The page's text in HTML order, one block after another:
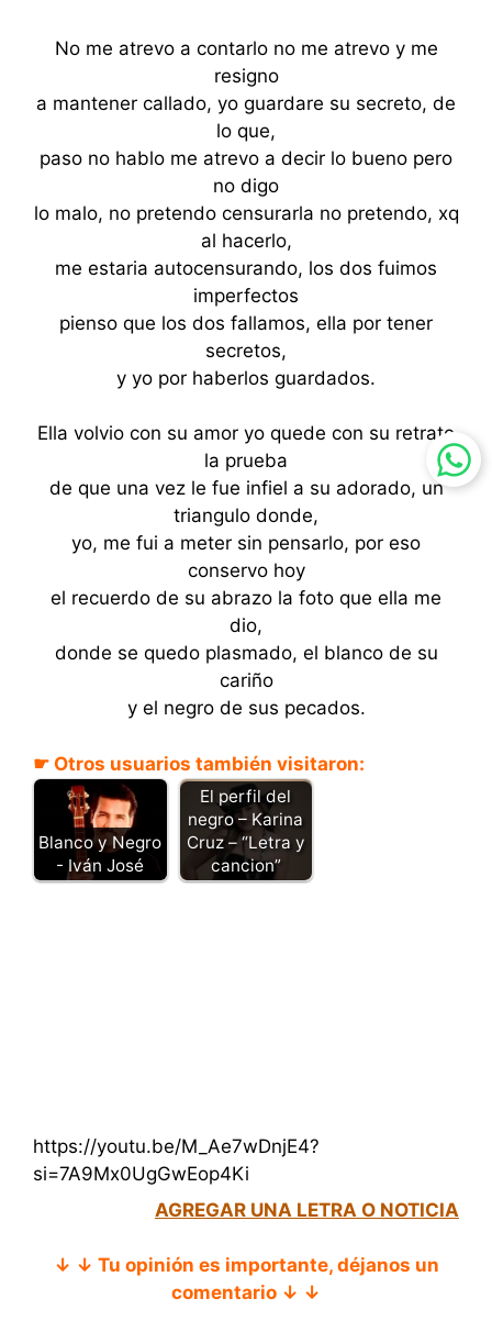
No me atrevo a contarlo no me atrevo y me
resigno
a mantener callado, yo guardare su secreto, de
lo que,
paso no hablo me atrevo a decir lo bueno pero
no digo
lo malo, no pretendo censurarla no pretendo, xq
al hacerlo,
me estaria autocensurando, los dos fuimos
imperfectos
pienso que los dos fallamos, ella por tener
secretos,
y yo por haberlos guardados.
Ella volvio con su amor yo quede con su retrato
la prueba
de que una vez le fue infiel a su adorado, un
triangulo donde,
yo, me fui a meter sin pensarlo, por eso
conservo hoy
el recuerdo de su abrazo la foto que ella me
dio,
donde se quedo plasmado, el blanco de su
cariño
y el negro de sus pecados.
☛ Otros usuarios también visitaron:
Blanco y Negro
- Iván José
El perfil del
negro – Karina
Cruz – “Letra y
cancion”
https://youtu.be/M_Ae7wDnjE4?
si=7A9Mx0UgGwEop4Ki
AGREGAR UNA LETRA O NOTICIA
↓ ↓ Tu opinión es importante, déjanos un
comentario ↓ ↓